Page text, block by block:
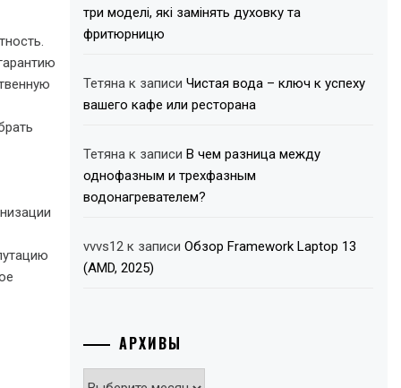
три моделі, які замінять духовку та
фритюрницю
Тетяна к записиЧистая вода – ключ к успеху
вашего кафе или ресторана
Тетяна к записиВ чем разница между
однофазным и трехфазным
водонагревателем?
vvvs12 к записиОбзор Framework Laptop 13
(AMD, 2025)
АРХИВЫ
Архивы